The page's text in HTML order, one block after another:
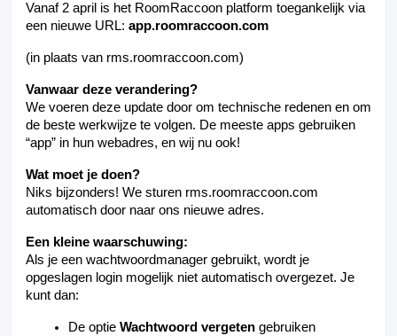
Vanaf 2 april is het RoomRaccoon platform toegankelijk via
een nieuwe URL: app.roomraccoon.com
(in plaats van rms.roomraccoon.com)
Vanwaar deze verandering?
We voeren deze update door om technische redenen en om
de beste werkwijze te volgen. De meeste apps gebruiken
“app” in hun webadres, en wij nu ook!
Wat moet je doen?
Niks bijzonders! We sturen rms.roomraccoon.com
automatisch door naar ons nieuwe adres.
Een kleine waarschuwing:
Als je een wachtwoordmanager gebruikt, wordt je
opgeslagen login mogelijk niet automatisch overgezet. Je
kunt dan:
De optie Wachtwoord vergeten gebruiken